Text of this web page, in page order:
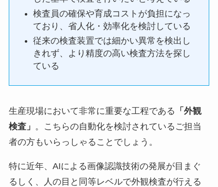
検査員の確保や育成コストが負担になっ
ており、省人化・効率化を検討している
従来の検査装置では細かい異常を検出し
きれず、より精度の高い検査方法を探し
ている
生産現場において非常に重要な工程である 「外観
検査」 。こちらの自動化を検討されているご担当
者の方もいらっしゃることでしょう。
特に近年、AIによる画像認識技術の発展が目まぐ
るしく、人の目と同等レベルで外観検査が行える